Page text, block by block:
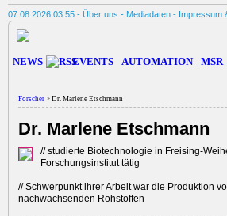
07.08.2026 03:55 - Über uns - Mediadaten - Impressum
NEWS EVENTS AUTOMATION MSR
Forscher > Dr. Marlene Etschmann
Dr. Marlene Etschmann
// studierte Biotechnologie in Freising-
Forschungs­institut tätig
// Schwerpunkt ihrer Arbeit war die Produktion
nachwachsenden Rohstoffen